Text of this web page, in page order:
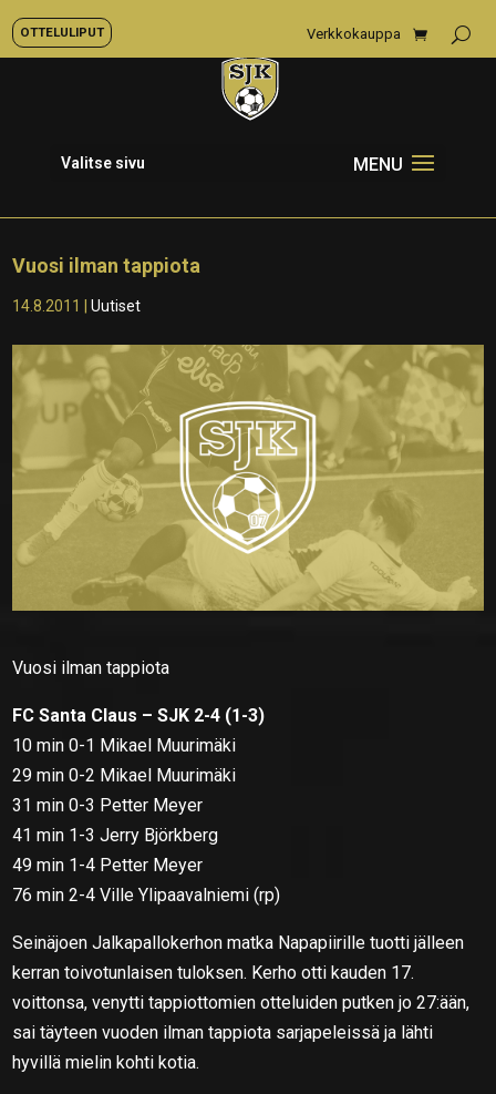
OTTELULIPUT Verkkokauppa
Valitse sivu
Vuosi ilman tappiota
14.8.2011 |Uutiset
Vuosi ilman tappiota
FC Santa Claus – SJK 2-4 (1-3)
10 min 0-1 Mikael Muurimäki
29 min 0-2 Mikael Muurimäki
31 min 0-3 Petter Meyer
41 min 1-3 Jerry Björkberg
49 min 1-4 Petter Meyer
76 min 2-4 Ville Ylipaavalniemi (rp)
Seinäjoen Jalkapallokerhon matka Napapiirille tuotti jälleen
kerran toivotunlaisen tuloksen. Kerho otti kauden 17.
voittonsa, venytti tappiottomien otteluiden putken jo 27:ään,
sai täyteen vuoden ilman tappiota sarjapeleissä ja lähti
hyvillä mielin kohti kotia.